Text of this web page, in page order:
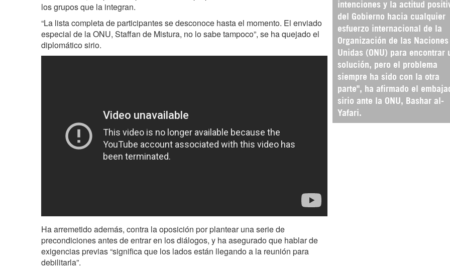
intenciones y la actitud
del Gobierno hacia cualquier
esfuerzo internacional de la
Organización de las Naciones
Unidas (ONU) para encontrar
solución, pero el problema
siempre ha sido con la otra
parte", ha afirmado el
sirio ante la ONU, Bashar al-
Yafari.
los grupos que la integran.
“La lista completa de participantes se desconoce hasta el momento. El enviado
especial de la ONU, Staffan de Mistura, no lo sabe tampoco”, se ha quejado el
diplomático sirio.
Ha arremetido además, contra la oposición por plantear una serie de
precondiciones antes de entrar en los diálogos, y ha asegurado que hablar de
exigencias previas “significa que los lados están llegando a la reunión para
debilitarla”.